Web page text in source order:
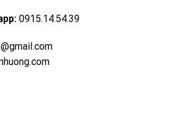
0915.14.54.39